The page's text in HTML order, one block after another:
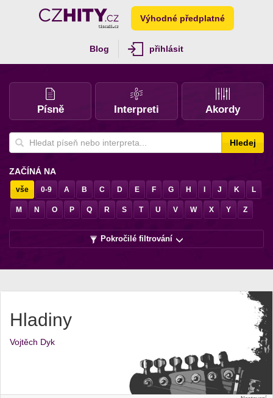
Výhodné předplatné
Blog přihlásit
Písně Interpreti Akordy
Hledej
ZAČÍNÁ NA
vše 0-9 A B C D E F G H J K L
M N O P Q R S T U V W X Y Z
Pokročilé filtrování
Hladiny
Vojtěch Dyk